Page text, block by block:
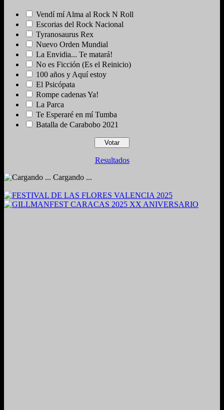
Vendí mí Alma al Rock N Roll
Escorias del Rock Nacional
Tyranosaurus Rex
Nuevo Orden Mundial
La Envidia... Te matará!
No es Ficción (Es el Reinicio)
100 años y Aquí estoy
El Psicópata
Rompe cadenas Ya!
La Parca
Te Esperaré en mí Tumba
Batalla de Carabobo 2021
Resultados
Cargando ...